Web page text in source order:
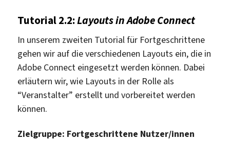
Tutorial 2.2:Layouts in Adobe Connect
In unserem zweiten Tutorial für Fortgeschrittene
gehen wir auf die verschiedenen Layouts ein, die in
Adobe Connect eingesetzt werden können. Dabei
erläutern wir, wie Layouts in der Rolle als
“Veranstalter” erstellt und vorbereitet werden
können.
Zielgruppe: Fortgeschrittene Nutzer/innen